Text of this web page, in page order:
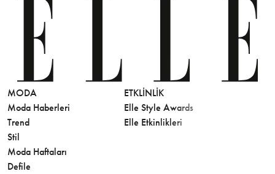
MODA
Moda Haberleri
Trend
Stil
Moda Haftaları
Defile
ETKLINLIK
Elle Style Awards
Elle Etkinlikleri